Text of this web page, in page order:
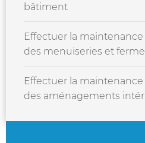
bâtiment
Effectuer la
des menuiseries et
Effectuer la
des aménagements